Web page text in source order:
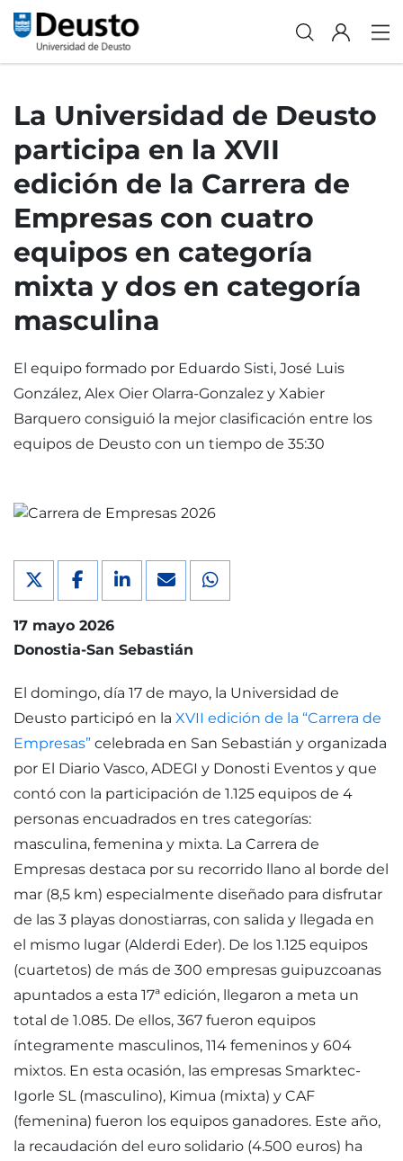
La Universidad de Deusto
participa en la XVII
edición de la Carrera de
Empresas con cuatro
equipos en categoría
mixta y dos en categoría
masculina
El equipo formado por Eduardo Sisti, José Luis
González, Alex Oier Olarra-Gonzalez y Xabier
Barquero consiguió la mejor clasificación entre los
equipos de Deusto con un tiempo de 35:30
17 mayo 2026
Donostia-San Sebastián
El domingo, día 17 de mayo, la Universidad de
Deusto participó en la XVII edición de la “Carrera de
Empresas” celebrada en San Sebastián y organizada
por El Diario Vasco, ADEGI y Donosti Eventos y que
contó con la participación de 1.125 equipos de 4
personas encuadrados en tres categorías:
masculina, femenina y mixta. La Carrera de
Empresas destaca por su recorrido llano al borde del
mar (8,5 km) especialmente diseñado para disfrutar
de las 3 playas donostiarras, con salida y llegada en
el mismo lugar (Alderdi Eder). De los 1.125 equipos
(cuartetos) de más de 300 empresas guipuzcoanas
apuntados a esta 17ª edición, llegaron a meta un
total de 1.085. De ellos, 367 fueron equipos
íntegramente masculinos, 114 femeninos y 604
mixtos. En esta ocasión, las empresas Smarktec-
Igorle SL (masculino), Kimua (mixta) y CAF
(femenina) fueron los equipos ganadores. Este año,
la recaudación del euro solidario (4.500 euros) ha